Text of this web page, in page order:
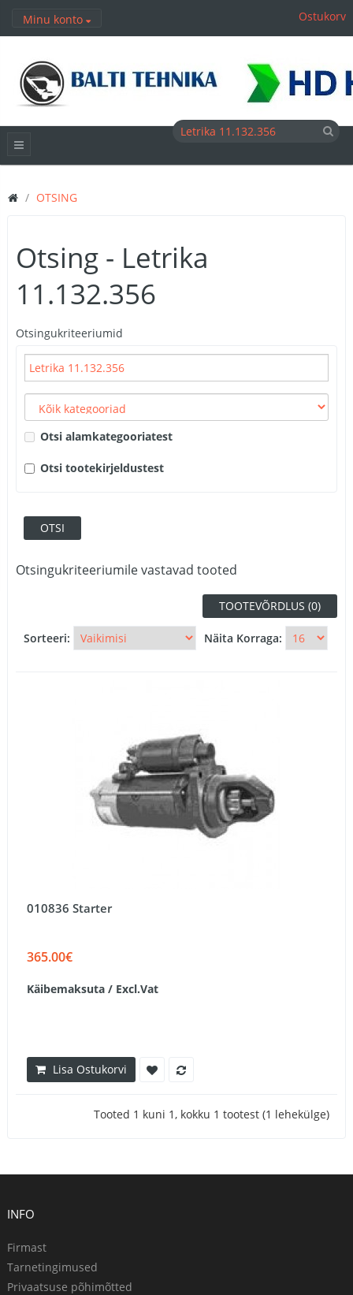
Minu konto Ostukorv
OTSING
Otsing - Letrika
11.132.356
Otsingukriteeriumid
Otsi alamkategooriatest
Otsi tootekirjeldustest
Otsingukriteeriumile vastavad tooted
TOOTEVÕRDLUS (0)
Sorteeri: Näita Korraga:
010836 Starter
365.00€
Käibemaksuta / Excl.Vat
Lisa Ostukorvi
Tooted 1 kuni 1, kokku 1 tootest (1 lehekülge)
INFO
Firmast
Tarnetingimused
Privaatsuse põhimõtted